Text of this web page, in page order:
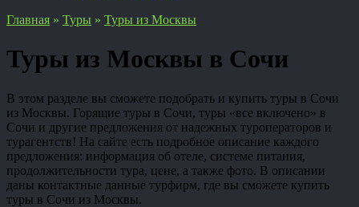
Главная » Туры » Туры из Москвы
Туры из Москвы в Сочи
В этом разделе вы сможете подобрать и купить туры в Сочи
из Москвы. Горящие туры в Сочи, туры «все включено» в
Сочи и другие предложения от надежных туроператоров и
турагентств! На сайте есть подробное описание каждого
предложения: информация об отеле, системе питания,
продолжительности тура, цене, а также фото. В описании
даны контактные данные турфирм, где вы сможете купить
туры в Сочи из Москвы.